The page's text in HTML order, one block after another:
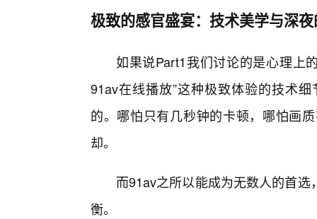
极致的感官盛宴：技术美学与深
如果说Part1我们讨论的是心理上
91av在线播放”这种极致体验的技术
的。哪怕只有几秒钟的卡顿，哪怕画
却。
而91av之所以能成为无数人的首
衡。